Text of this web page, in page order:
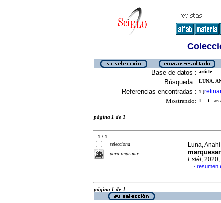
Base de datos : article
Búsqueda : LUNA,
Referencias encontradas : 1 [refinar
Mostrando: 1 .. 1 en
página 1 de 1
1 / 1
selecciona
para imprimir
Luna,
Estét, 2020,
· resumen
página 1 de 1